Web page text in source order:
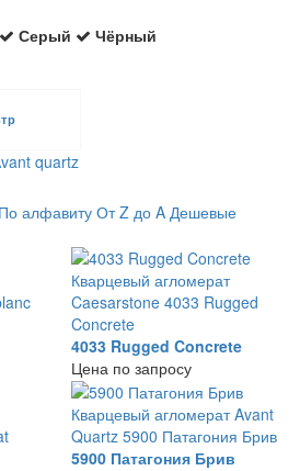
Серый Чёрный
quartz
По алфавиту От Z до A Дешевые
Кварцевый агломерат
Caesarstone 4033 Rugged
Concrete
4033 Rugged Concrete
Цена по запросу
Кварцевый агломерат Avant
Quartz 5900 Патагония Брив
5900 Патагония Брив